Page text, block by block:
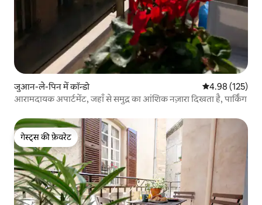
जुआन-ले-पिन में कॉन्डो औसत रेटिंग 5 में से
4.98 (125)
आरामदायक अपार्टमेंट, जहाँ से समुद्र का आंशिक नज़ारा दिखता है, पार्किंग
गेस्ट्स की फ़ेवरेट
गेस्ट्स की फ़ेवरेट